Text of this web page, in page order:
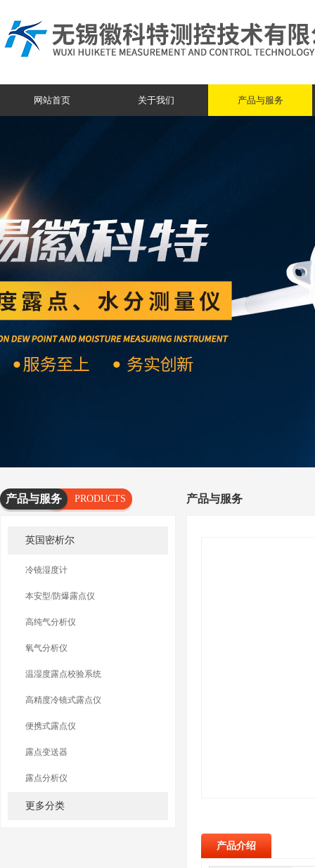
网站首页 关于我们 产品与服务
产品与服务
PRODUCTS
英国密析尔
冷镜湿度计
本安型/防爆露点仪
高纯气分析仪
氧气分析仪
温湿度露点校验系统
高精度冷镜式露点仪
便携式露点仪
露点变送器
露点分析仪
更多分类
产品与服务
产品介绍